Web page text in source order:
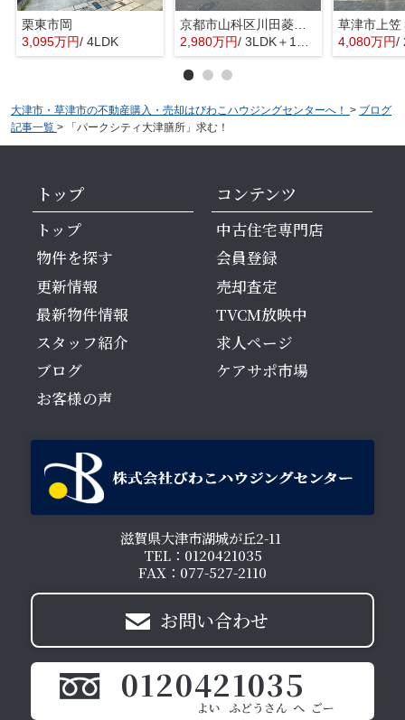
栗東市岡
3,095万円/ 4LDK
京都市山科区川田菱尾田
2,980万円/ 3LDK＋1S(納戸) 4,080万円/
大津市・草津市の不動産購入・売却はびわこハウジングセンターへ！ > ブログ
記事一覧 > 「パークシティ大津膳所」求む！
トップ
トップ
物件を探す
更新情報
最新物件情報
スタッフ紹介
ブログ
お客様の声
コンテンツ
中古住宅専門店
会員登録
売却査定
TVCM放映中
求人ページ
ケアサポ市場
滋賀県大津市湖城が丘2-11
TEL：0120421035
FAX：077-527-2110
お問い合わせ
0120421035